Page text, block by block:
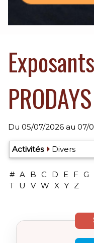
Du 05/07/2026 au 07/
Activités Divers
# A B C D E F G
T U V W X Y Z